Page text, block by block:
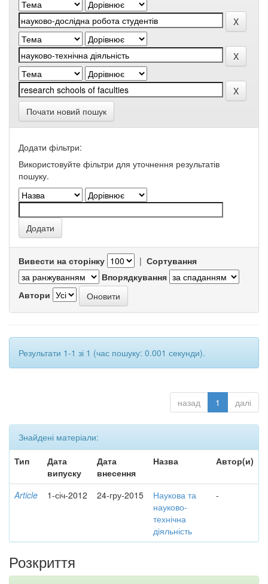
Почати новий пошук
Додати фільтри:
Використовуйте фільтри для уточнення результатів
пошуку.
Вивести на сторінку | Сортування
Впорядкування
Автори
Результати 1-1 зі 1 (час пошуку: 0.001 секунди).
назад 1 далі
Знайдені матеріали:
Тип
Дата
випуску
Дата
внесення
Назва Автор(и)
Article 1-січ-2012 24-гру-2015
Наукова та
науково-
технічна
діяльність
-
Розкриття